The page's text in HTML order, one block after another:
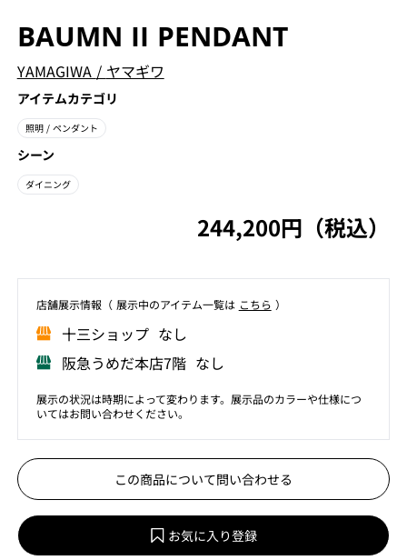
BAUMN II PENDANT
YAMAGIWA / ヤマギワ
アイテムカテゴリ
照明 / ペンダント
シーン
ダイニング
244,200円（税込）
店舗展⽰情報（ 展⽰中のアイテム⼀覧は こちら ）
⼗三ショップ なし
阪急うめだ本店7階 なし
展示の状況は時期によって変わります。展示品のカラーや仕様につ
いてはお問い合わせください。
この商品について問い合わせる
お気に入り登録